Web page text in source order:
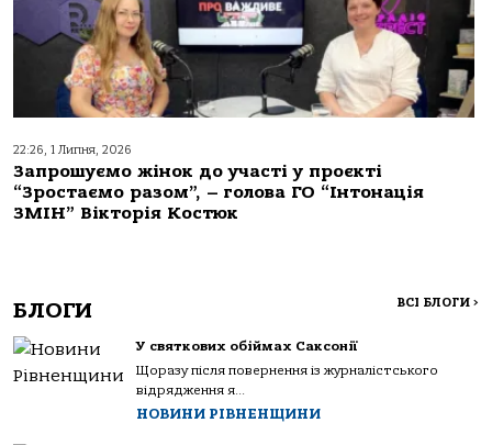
22:26, 1 Липня, 2026
Запрошуємо жінок до участі у проєкті
“Зростаємо разом”, – голова ГО “Інтонація
ЗМІН” Вікторія Костюк
БЛОГИ ВСІ БЛОГИ >
У святкових обіймах Саксонії
Щоразу після повернення із журналістського
відрядження я...
НОВИНИ РІВНЕНЩИНИ